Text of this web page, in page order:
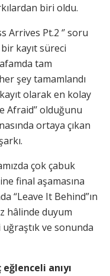
biri oldu.
Arrives Pt.2 ‘’ soru
kayıt süreci
tam
şey tamamlandı
olarak en kolay
Afraid’’ olduğunu
ortaya çıkan
çok çabuk
final aşamasına
“Leave It Behind”ın
hâlinde duyum
ve sonunda
anıyı